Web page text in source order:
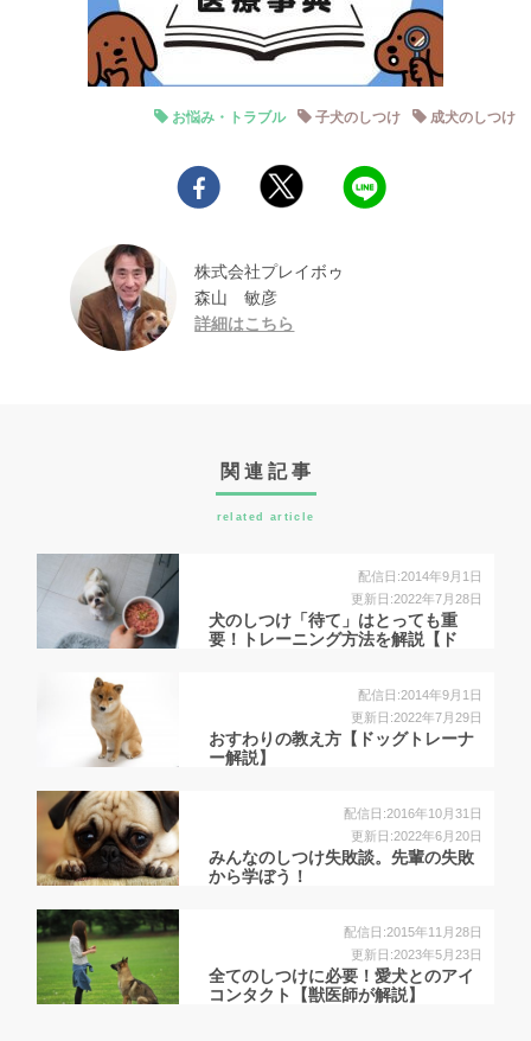
お悩み・トラブル 子犬のしつけ 成犬のしつけ
株式会社プレイボゥ
森山 敏彦
詳細はこちら
関連記事
related article
配信日:2014年9月1日
更新日:2022年7月28日
犬のしつけ「待て」はとっても重
要！トレーニング方法を解説【ド
配信日:2014年9月1日
更新日:2022年7月29日
おすわりの教え方【ドッグトレーナ
ー解説】
配信日:2016年10月31日
更新日:2022年6月20日
みんなのしつけ失敗談。先輩の失敗
から学ぼう！
配信日:2015年11月28日
更新日:2023年5月23日
全てのしつけに必要！愛犬とのアイ
コンタクト【獣医師が解説】